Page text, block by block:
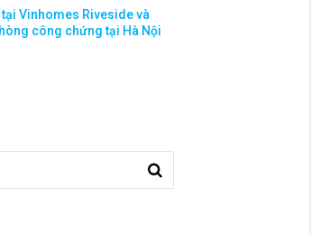
Vinhomes Riveside và
công chứng tại Hà Nội